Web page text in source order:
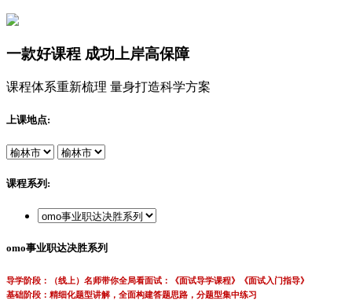
一款好课程 成功上岸高保障
课程体系重新梳理 量身打造科学方案
上课地点:
课程系列:
omo事业职达决胜系列
导学阶段：（线上）名师带你全局看面试：《面试导学课程》《面试入门指导》
基础阶段：精细化题型讲解，全面构建答题思路，分题型集中练习